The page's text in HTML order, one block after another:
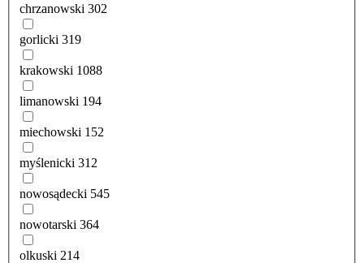
chrzanowski 302
gorlicki 319
krakowski 1088
limanowski 194
miechowski 152
myślenicki 312
nowosądecki 545
nowotarski 364
olkuski 214